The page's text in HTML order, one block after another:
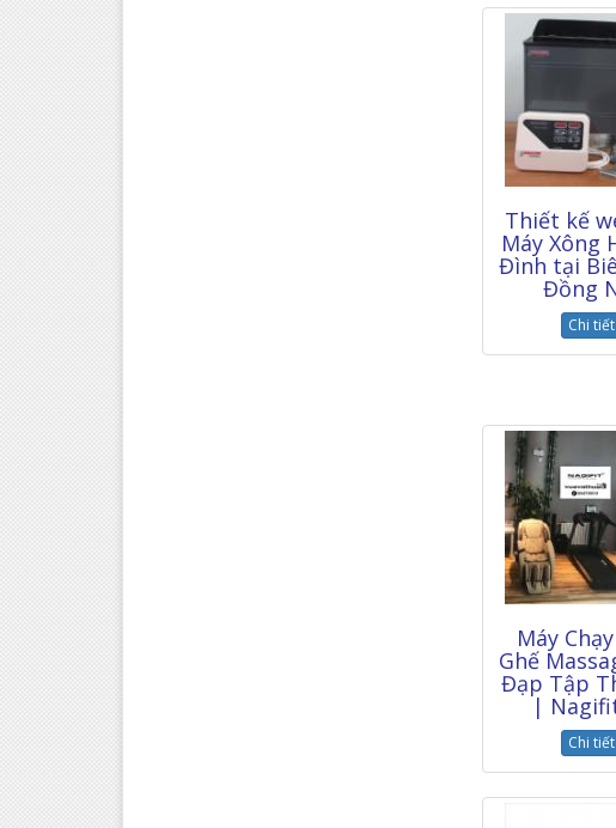
Thiết kế
Máy Xông
Đình tại
Đồng
Chi tiết
Máy
Ghế
Đạp Tập
|
Chi tiết